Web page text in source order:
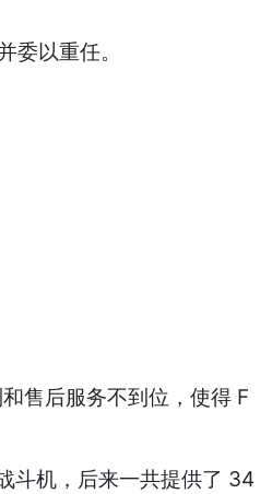
以重任。
售后服务不到位，使得 F
斗机，后来一共提供了 34